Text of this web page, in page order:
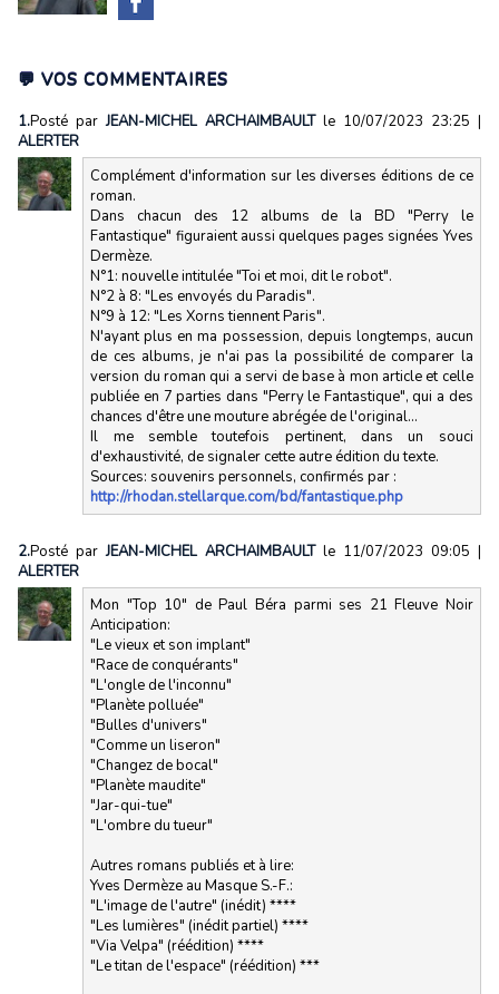
💬 VOS COMMENTAIRES
1.Posté parJEAN-MICHEL ARCHAIMBAULT le 10/07/2023 23:25 |
ALERTER
Complément d'information sur les diverses éditions de ce
roman.
Dans chacun des 12 albums de la BD "Perry le
Fantastique" figuraient aussi quelques pages signées Yves
Dermèze.
N°1: nouvelle intitulée "Toi et moi, dit le robot".
N°2 à 8: "Les envoyés du Paradis".
N°9 à 12: "Les Xorns tiennent Paris".
N'ayant plus en ma possession, depuis longtemps, aucun
de ces albums, je n'ai pas la possibilité de comparer la
version du roman qui a servi de base à mon article et celle
publiée en 7 parties dans "Perry le Fantastique", qui a des
chances d'être une mouture abrégée de l'original...
Il me semble toutefois pertinent, dans un souci
d'exhaustivité, de signaler cette autre édition du texte.
Sources: souvenirs personnels, confirmés par :
http://rhodan.stellarque.com/bd/fantastique.php
2.Posté parJEAN-MICHEL ARCHAIMBAULT le 11/07/2023 09:05 |
ALERTER
Mon "Top 10" de Paul Béra parmi ses 21 Fleuve Noir
Anticipation:
"Le vieux et son implant"
"Race de conquérants"
"L'ongle de l'inconnu"
"Planète polluée"
"Bulles d'univers"
"Comme un liseron"
"Changez de bocal"
"Planète maudite"
"Jar-qui-tue"
"L'ombre du tueur"
Autres romans publiés et à lire:
Yves Dermèze au Masque S.-F.:
"L'image de l'autre" (inédit) ****
"Les lumières" (inédit partiel) ****
"Via Velpa" (réédition) ****
"Le titan de l'espace" (réédition) ***